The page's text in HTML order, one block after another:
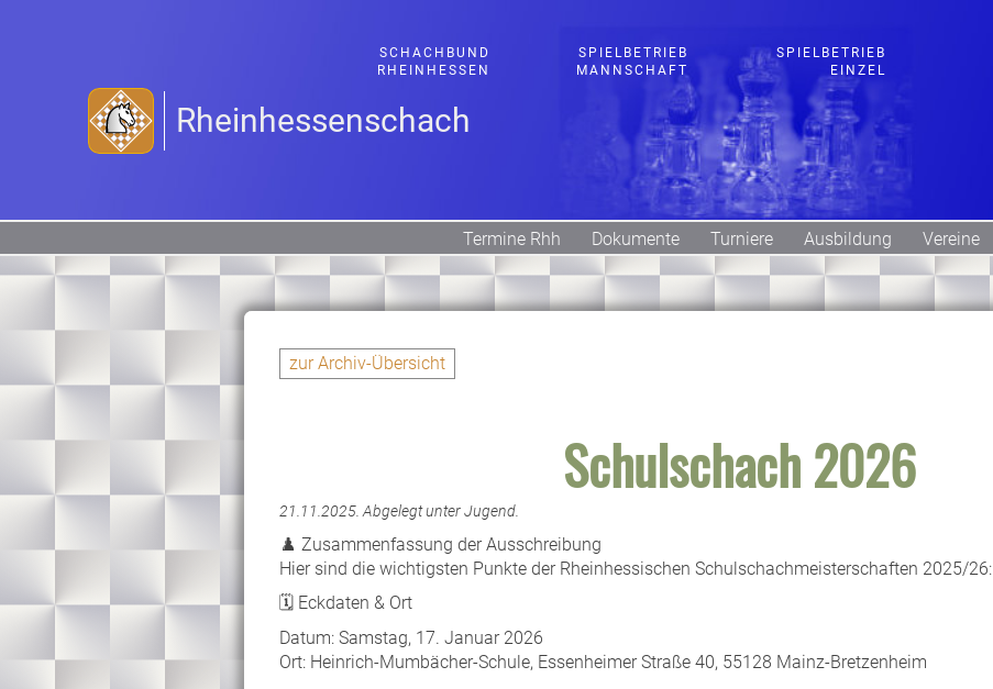
SCHACHBUND
RHEINHESSEN
SPIELBETRIEB
MANNSCHAFT
SPIELBETRIEB
EINZEL
Rheinhessenschach
Termine Rhh Dokumente Turniere Ausbildung Vereine
zur Archiv-Übersicht
Schulschach 2026
21.11.2025. Abgelegt unter Jugend.
♟️ Zusammenfassung der Ausschreibung
Hier sind die wichtigsten Punkte der Rheinhessischen Schulschachmeisterschaften 2025/26:
🗓️ Eckdaten & Ort
Datum: Samstag, 17. Januar 2026
Ort: Heinrich-Mumbächer-Schule, Essenheimer Straße 40, 55128 Mainz-Bretzenheim